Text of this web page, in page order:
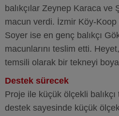
balıkçılar Zeynep Karaca ve
macun verdi. İzmir Köy-Koop
Soyer ise en genç balıkçı
macunlarını teslim etti.
temsili olarak bir tekneyi
Destek sürecek
Proje ile küçük ölçekli
destek sayesinde küçük